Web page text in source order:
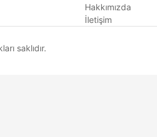
Hakkımızda
İletişim
saklıdır.